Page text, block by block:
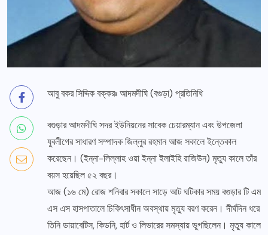
আবু বকর সিদ্দিক বক্করঃ আদমদীঘি (বগুড়া) প্রতিনিধি
বগুড়ার আদমদীঘি সদর ইউনিয়নের সাবেক চেয়ারম্যান এবং উপজেলা
যুবলীগের সাধারণ সম্পাদক জিল্লুর রহমান আজ সকালে ইন্তেকাল
করেছেন। (ইন্না-লিল্লাহ ওয়া ইন্না ইলাইহি রাজিউন) মৃত্যু কালে তাঁর
বয়স হয়েছিল ৫২ বছর।
আজ (১৬ মে) রোজ শনিবার সকালে সাড়ে আট ঘটিকার সময় বগুড়ার টি এম
এস এস হাসপাতালে চিকিৎসাধীন অবস্থায় মৃত্যু বরণ করেন। দীর্ঘদিন ধরে
তিনি ডায়াবেটিস, কিডনি, হার্ট ও লিভারের সমস্যায় ভুগছিলেন। মৃত্যু কালে